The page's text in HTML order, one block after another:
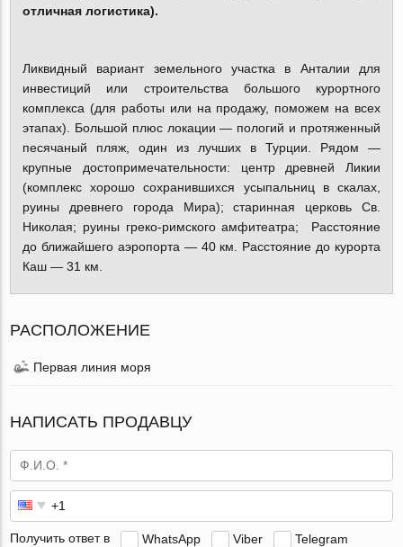
отличная логистика).
Ликвидный вариант земельного участка в Анталии для
инвестиций или строительства большого курортного
комплекса (для работы или на продажу, поможем на всех
этапах). Большой плюс локации — пологий и протяженный
песячаный пляж, один из лучших в Турции. Рядом —
крупные достопримечательности: центр древней Ликии
(комплекс хорошо сохранившихся усыпальниц в скалах,
руины древнего города Мира); старинная церковь Св.
Николая; руины греко-римского амфитеатра; Расстояние
до ближайшего аэропорта — 40 км. Расстояние до курорта
Каш — 31 км.
РАСПОЛОЖЕНИЕ
Первая линия моря
НАПИСАТЬ ПРОДАВЦУ
Получить ответ в WhatsApp Viber Telegram